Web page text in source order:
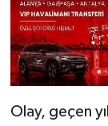
Olay, geçen